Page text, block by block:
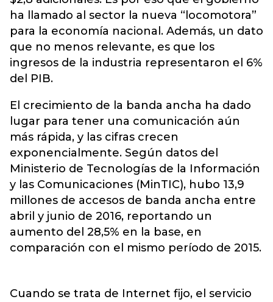
ha llamado al sector la nueva “locomotora”
para la economía nacional. Además, un dato
que no menos relevante, es que los
ingresos de la industria representaron el 6%
del PIB.
El crecimiento de la banda ancha ha dado
lugar para tener una comunicación aún
más rápida, y las cifras crecen
exponencialmente. Según datos del
Ministerio de Tecnologías de la Información
y las Comunicaciones (MinTIC), hubo 13,9
millones de accesos de banda ancha entre
abril y junio de 2016, reportando un
aumento del 28,5% en la base, en
comparación con el mismo período de 2015.
Cuando se trata de Internet fijo, el servicio